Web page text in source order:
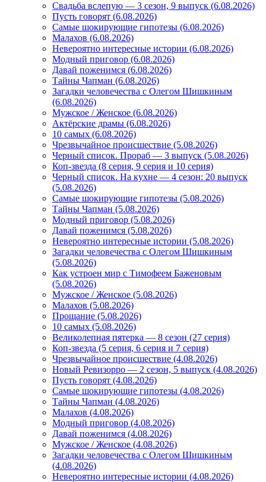
Свадьба вслепую — 3 сезон, 9 выпуск (6.08.2026)
Пусть говорят (6.08.2026)
Самые шокирующие гипотезы (6.08.2026)
Малахов (6.08.2026)
Невероятно интересные истории (6.08.2026)
Модный приговор (6.08.2026)
Давай поженимся (6.08.2026)
Тайны Чапман (6.08.2026)
Загадки человечества с Олегом Шишкиным
(6.08.2026)
Мужское / Женское (6.08.2026)
Актёрские драмы (6.08.2026)
10 самых (6.08.2026)
Чрезвычайное происшествие (5.08.2026)
Черный список. Прораб — 3 выпуск (5.08.2026)
Коп-звезда (8 серия, 9 серия и 10 серия)
Черный список. На кухне — 4 сезон: 20 выпуск
(5.08.2026)
Самые шокирующие гипотезы (5.08.2026)
Тайны Чапман (5.08.2026)
Модный приговор (5.08.2026)
Давай поженимся (5.08.2026)
Невероятно интересные истории (5.08.2026)
Загадки человечества с Олегом Шишкиным
(5.08.2026)
Как устроен мир с Тимофеем Баженовым
(5.08.2026)
Мужское / Женское (5.08.2026)
Малахов (5.08.2026)
Прощание (5.08.2026)
10 самых (5.08.2026)
Великолепная пятерка — 8 сезон (27 серия)
Коп-звезда (5 серия, 6 серия и 7 серия)
Чрезвычайное происшествие (4.08.2026)
Новый Ревизорро — 2 сезон, 5 выпуск (4.08.2026)
Пусть говорят (4.08.2026)
Самые шокирующие гипотезы (4.08.2026)
Тайны Чапман (4.08.2026)
Малахов (4.08.2026)
Модный приговор (4.08.2026)
Давай поженимся (4.08.2026)
Мужское / Женское (4.08.2026)
Загадки человечества с Олегом Шишкиным
(4.08.2026)
Невероятно интересные истории (4.08.2026)